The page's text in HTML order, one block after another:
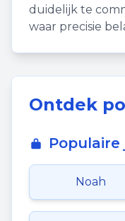
duidelijk te
waar precisie
Ontdek
Noah